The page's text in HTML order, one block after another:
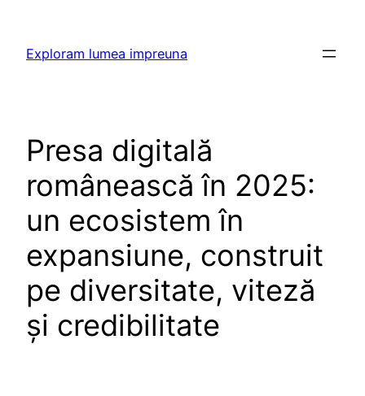
content
Exploram lumea impreuna
Presa digitală
românească în 2025:
un ecosistem în
expansiune, construit
pe diversitate, viteză
și credibilitate